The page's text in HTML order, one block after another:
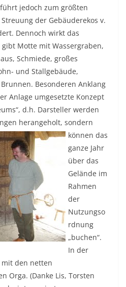
jedoch zum größten
der Gebäuderekos v.
Dennoch wirkt das
Motte mit Wassergraben,
Schmiede, großes
und Stallgebäude,
Besonderen Anklang
Anlage umgesetzte Konzept
d.h. Darsteller werden
herangeholt, sondern
können das
ganze Jahr
über das
Gelände im
Rahmen
der
Nutzungso
rdnung
„buchen“.
In der
den netten
Orga. (Danke Lis, Torsten